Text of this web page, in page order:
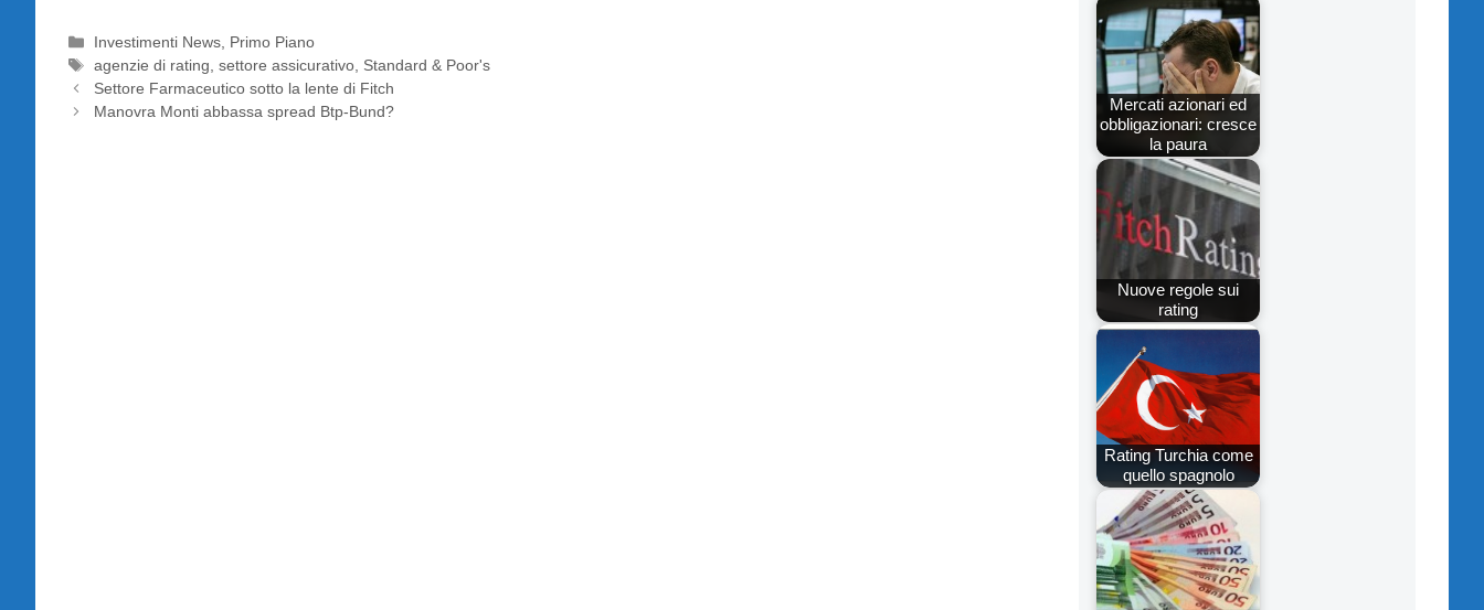
Categorie
Investimenti News, Primo Piano
Tag
agenzie di rating,settore assicurativo, Standard & Poor's
Settore Farmaceutico sotto la lente di Fitch
Manovra Monti abbassa spread Btp-Bund?
Mercati azionari ed
obbligazionari: cresce
la paura
Nuove regole sui
rating
Rating Turchia come
quello spagnolo